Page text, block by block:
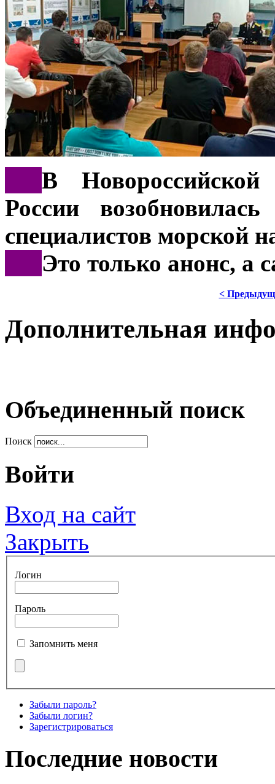
В
России
специалистов морской
Это только анонс, а
<
Дополнительная
Объединенный поиск
Поиск
Войти
Вход на сайт
Закрыть
Логин
Пароль
Запомнить меня
Забыли пароль?
Забыли логин?
Зарегистрироваться
Последние новости